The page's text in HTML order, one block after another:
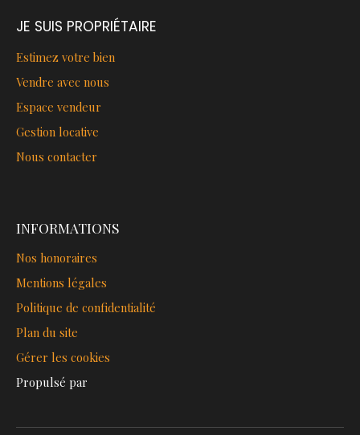
JE SUIS PROPRIÉTAIRE
Estimez votre bien
Vendre avec nous
Espace vendeur
Gestion locative
Nous contacter
INFORMATIONS
Nos honoraires
Mentions légales
Politique de confidentialité
Plan du site
Gérer les cookies
Propulsé par